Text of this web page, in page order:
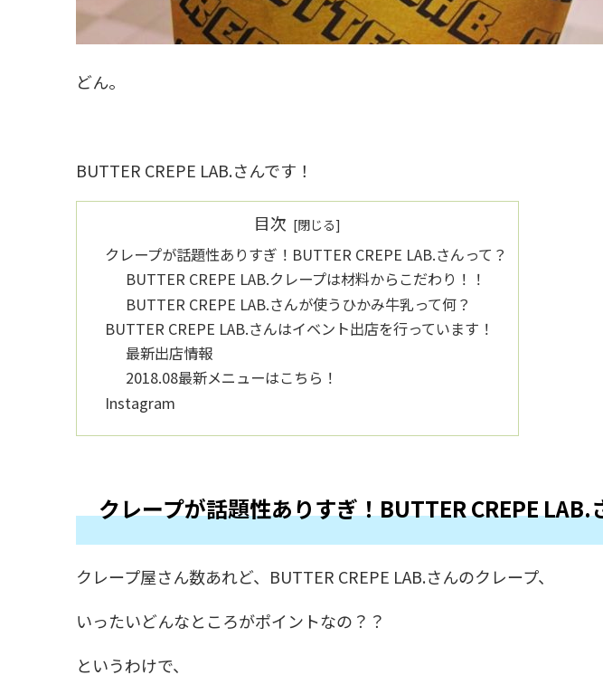
どん。
BUTTER CREPE LAB.さんです！
目次
クレープが話題性ありすぎ！BUTTER CREPE LAB.さんって？
BUTTER CREPE LAB.クレープは材料からこだわり！！
BUTTER CREPE LAB.さんが使うひかみ牛乳って何？
BUTTER CREPE LAB.さんはイベント出店を行っています！
最新出店情報
2018.08最新メニューはこちら！
Instagram
クレープが話題性ありすぎ！BUTTER CREPE LAB.
クレープ屋さん数あれど、BUTTER CREPE LAB.さんのクレープ、
いったいどんなところがポイントなの？？
というわけで、